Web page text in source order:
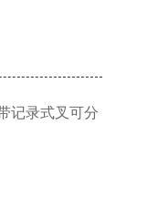
记录式叉可分